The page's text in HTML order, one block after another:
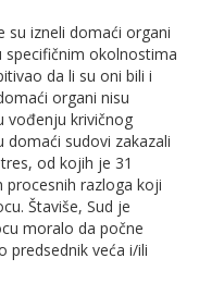
su izneli domaći organi
specifičnim okolnostima
da li su oni bili i
organi nisu
vođenju krivičnog
domaći sudovi zakazali
od kojih je 31
procesnih razloga koji
Štaviše, Sud je
moralo da počne
predsednik veća i/ili